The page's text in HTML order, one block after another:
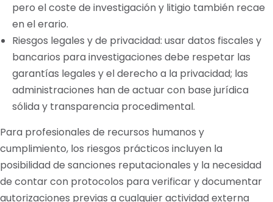
pero el coste de investigación y litigio también recae
en el erario.
Riesgos legales y de privacidad: usar datos fiscales y
bancarios para investigaciones debe respetar las
garantías legales y el derecho a la privacidad; las
administraciones han de actuar con base jurídica
sólida y transparencia procedimental.
Para profesionales de recursos humanos y
cumplimiento, los riesgos prácticos incluyen la
posibilidad de sanciones reputacionales y la necesidad
de contar con protocolos para verificar y documentar
autorizaciones previas a cualquier actividad externa